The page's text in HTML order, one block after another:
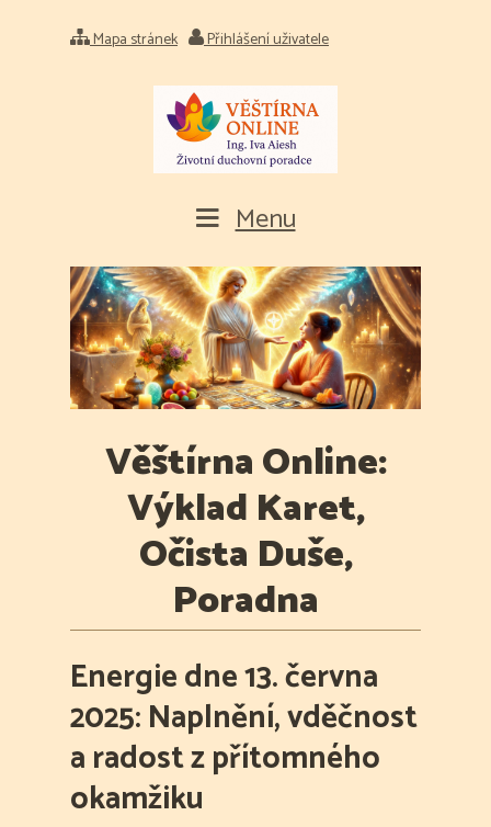
Mapa stránek Přihlášení uživatele
Menu
Věštírna Online:
Výklad Karet,
Očista Duše,
Poradna
Energie dne 13. června
2025: Naplnění, vděčnost
a radost z přítomného
okamžiku